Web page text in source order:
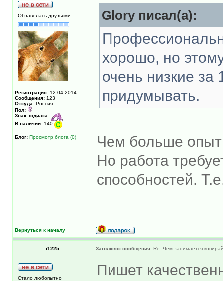
Обзавелась друзьями
Регистрация: 12.04.2014
Сообщения: 123
Откуда: Россия
Пол:
Знак зодиака:
В наличии: 140
Блог: Просмотр блога (0)
Glory писал(а):
хорошо, но
очень низкие за
придумывать.
Чем больше опыт
Но работа
способностей.
Вернуться к началу
i1225 Заголовок сообщения: Re: Чем занимается
Стало любопытно Пишет